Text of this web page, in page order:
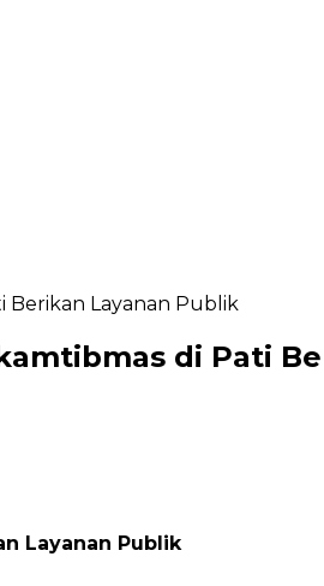
Berikan Layanan Publik
di Pati
Layanan Publik